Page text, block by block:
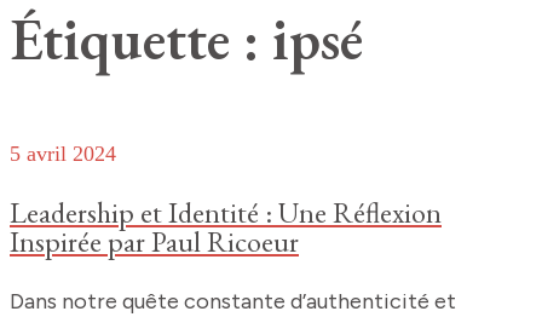
Étiquette : ipsé
5 avril 2024
Leadership et Identité : Une Réflexion
Inspirée par Paul Ricoeur
Dans notre quête constante d’authenticité et